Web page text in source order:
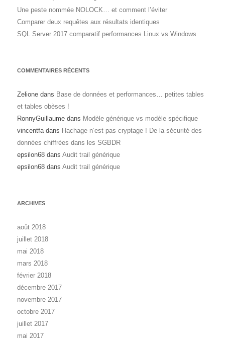
Une peste nommée NOLOCK… et comment l’éviter
Comparer deux requêtes aux résultats identiques
SQL Server 2017 comparatif performances Linux vs Windows
COMMENTAIRES RÉCENTS
Zelione dans Base de données et performances… petites tables
et tables obèses !
RonnyGuillaume dans Modèle générique vs modèle spécifique
vincentfadans Hachage n’est pas cryptage ! De la sécurité des
données chiffrées dans les SGBDR
epsilon68 dans Audit trail générique
epsilon68 dans Audit trail générique
ARCHIVES
août 2018
juillet 2018
mai 2018
mars 2018
février 2018
décembre 2017
novembre 2017
octobre 2017
juillet 2017
mai 2017